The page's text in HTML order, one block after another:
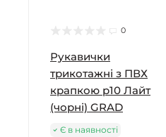
0
Рукавички
трикотажні з ПВХ
крапкою р10 Лайт
(чорні) GRAD
Є в наявності